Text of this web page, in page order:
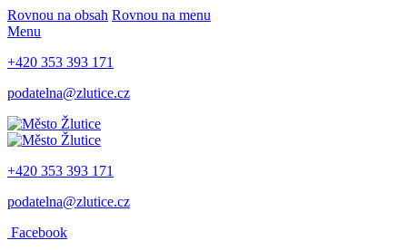
Rovnou na obsah Rovnou na menu
Menu
+420 353 393 171
podatelna@zlutice.cz
+420 353 393 171
podatelna@zlutice.cz
Facebook